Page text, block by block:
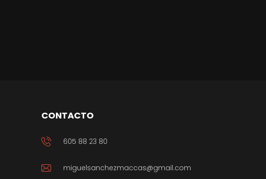
CONTACTO
605 88 23 80
miguelsanchezmaccas@gmail.com